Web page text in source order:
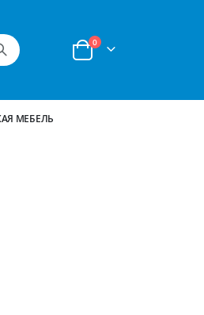
Корзина
0позиции
МЕБЕЛЬ